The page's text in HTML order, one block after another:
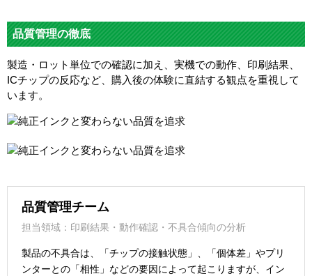
品質管理の徹底
製造・ロット単位での確認に加え、実機での動作、印刷結果、
ICチップの反応など、購入後の体験に直結する観点を重視して
います。
品質管理チーム
担当領域：印刷結果・動作確認・不具合傾向の分析
製品の不具合は、「チップの接触状態」、「個体差」やプリ
ンターとの「相性」などの要因によって起こりますが、イン